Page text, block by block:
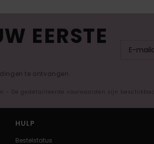
EERSTE
te ontvangen.
- De gedetailleerde voorwaarden zijn
HULP
Bestelstatus